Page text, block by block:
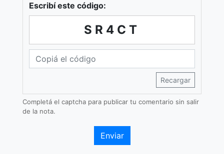
Escribí este código:
SR4CT
Recargar
Completá el captcha para publicar tu comentario sin salir
de la nota.
Enviar